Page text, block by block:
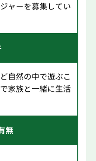
ャーを募集してい
自然の中で遊ぶこ
家族と一緒に生活
無